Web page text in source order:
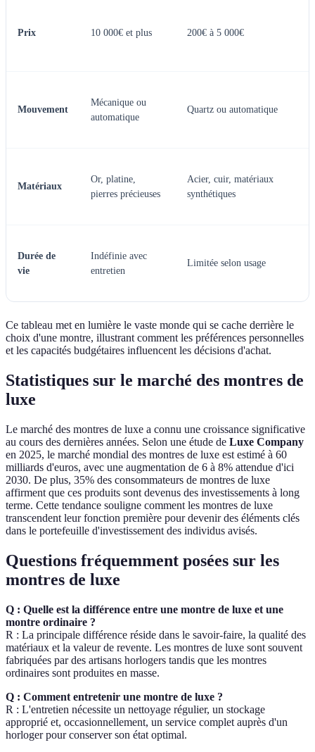
Prix 10 000€ et plus 200€ à 5 000€
Mouvement
Mécanique ou
automatique
Quartz ou automatique
Matériaux
Or, platine,
pierres précieuses
Acier, cuir, matériaux
synthétiques
Durée de
vie
Indéfinie avec
entretien
Limitée selon usage
Ce tableau met en lumière le vaste monde qui se cache derrière le
choix d'une montre, illustrant comment les préférences personnelles
et les capacités budgétaires influencent les décisions d'achat.
Statistiques sur le marché des montres de
luxe
Le marché des montres de luxe a connu une croissance significative
au cours des dernières années. Selon une étude de Luxe Company
en 2025, le marché mondial des montres de luxe est estimé à 60
milliards d'euros, avec une augmentation de 6 à 8% attendue d'ici
2030. De plus, 35% des consommateurs de montres de luxe
affirment que ces produits sont devenus des investissements à long
terme. Cette tendance souligne comment les montres de luxe
transcendent leur fonction première pour devenir des éléments clés
dans le portefeuille d'investissement des individus avisés.
Questions fréquemment posées sur les
montres de luxe
Q : Quelle est la différence entre une montre de luxe et une
montre ordinaire ?
R : La principale différence réside dans le savoir-faire, la qualité des
matériaux et la valeur de revente. Les montres de luxe sont souvent
fabriquées par des artisans horlogers tandis que les montres
ordinaires sont produites en masse.
Q : Comment entretenir une montre de luxe ?
R : L'entretien nécessite un nettoyage régulier, un stockage
approprié et, occasionnellement, un service complet auprès d'un
horloger pour conserver son état optimal.